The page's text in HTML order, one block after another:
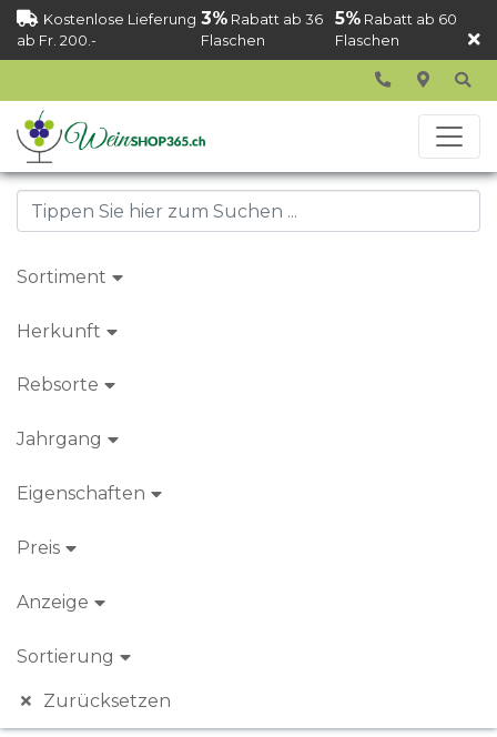
Kostenlose Lieferung
ab Fr. 200.-
3% Rabatt ab 36
Flaschen
5%Rabatt ab 60
Flaschen
Sortiment
Herkunft
Rebsorte
Jahrgang
Eigenschaften
Preis
Anzeige
Sortierung
Zurücksetzen